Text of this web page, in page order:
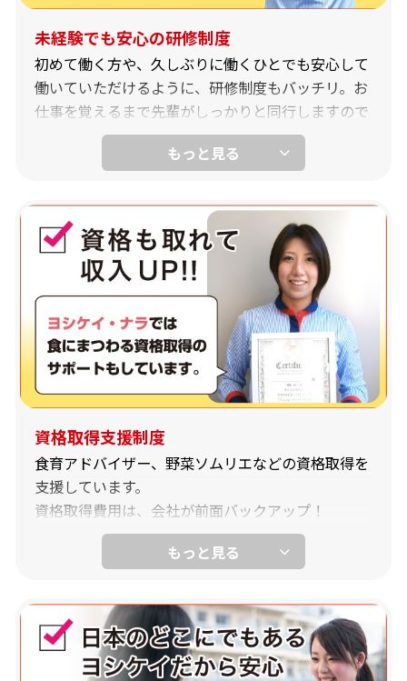
未経験でも安心の研修制度
初めて働く方や、久しぶりに働くひとでも安心して
働いていただけるように、研修制度もバッチリ。お
仕事を覚えるまで先輩がしっかりと同行しますので
安心です。
地域の方にご連絡いただいてから訪問しますので飛
資格取得支援制度
食育アドバイザー、野菜ソムリエなどの資格取得を
支援しています。
資格取得費用は、会社が前面バックアップ！
毎月のお給料には資格手当を支給します。